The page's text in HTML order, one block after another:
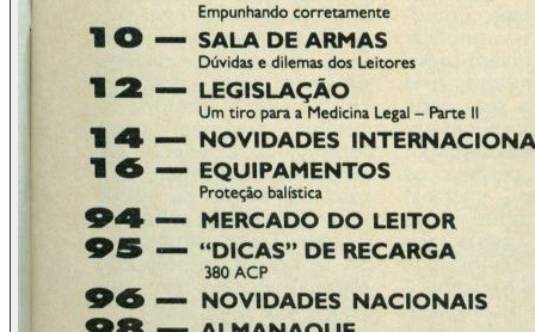
São permitidos, e até incentivados, leilões particulares
de armas de fogo, os quais devem apenas ser
comunicados ao RENAR com antecedência mínima de
3 dias
Existe um organismo do próprio RENAR para cuidar
de clubes e associações de tiro da Argentina, bem
como destinado a dar assistência especial ao
esportista desse segmento
Armas de fogo são consideradas como propriedade
plena de seu dono, podendo, desde que registradas,
serem comercializadas à vontade, no comércio ou
entre particulares